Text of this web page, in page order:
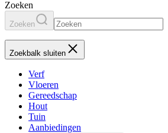
Zoeken
Zoeken
Zoekbalk sluiten
Verf
Vloeren
Gereedschap
Hout
Tuin
Aanbiedingen